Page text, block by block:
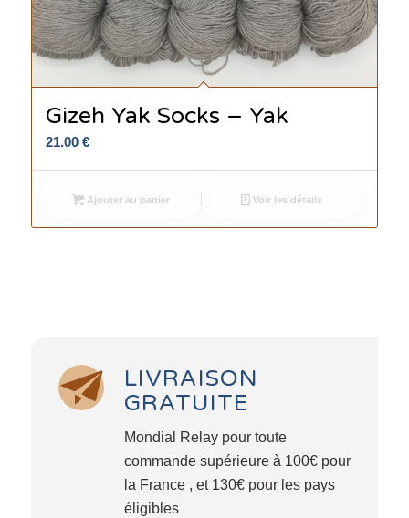
Gizeh Yak Socks – Yak
21.00 €
Ajouter au panier Voir les détails
LIVRAISON
GRATUITE
Mondial Relay pour toute
commande supérieure à 100€ pour
la France , et 130€ pour les pays
éligibles